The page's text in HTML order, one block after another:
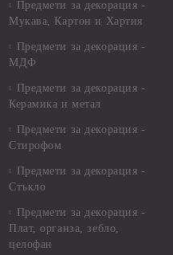
Предмети за декорация -
Мукава, Картон и Хартия
Предмети за декорация -
МДФ
Предмети за декорация -
Керамика и метал
Предмети за декорация -
Стирофом
Предмети за декорация -
Стъкло
Предмети за декорация -
Плат, органза, зебло,
целофан